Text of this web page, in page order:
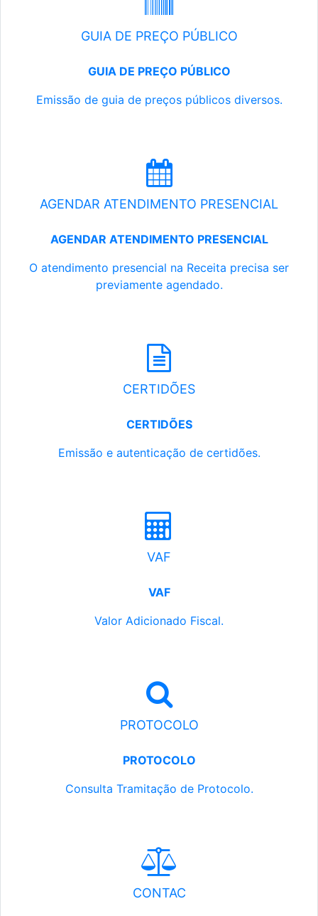
GUIA DE PREÇO PÚBLICO
GUIA DE PREÇO PÚBLICO
Emissão de guia de preços públicos diversos.
AGENDAR ATENDIMENTO PRESENCIAL
AGENDAR ATENDIMENTO PRESENCIAL
O atendimento presencial na Receita precisa ser
previamente agendado.
CERTIDÕES
CERTIDÕES
Emissão e autenticação de certidões.
VAF
VAF
Valor Adicionado Fiscal.
PROTOCOLO
PROTOCOLO
Consulta Tramitação de Protocolo.
CONTAC